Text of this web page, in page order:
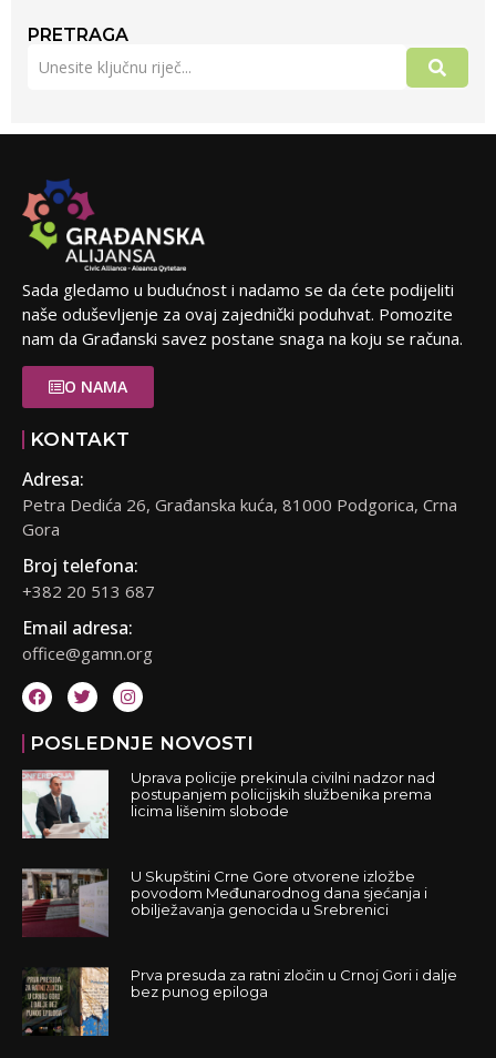
PRETRAGA
Sada gledamo u budućnost i nadamo se da ćete podijeliti
naše oduševljenje za ovaj zajednički poduhvat. Pomozite
nam da Građanski savez postane snaga na koju se računa.
O NAMA
KONTAKT
Adresa:
Petra Dedića 26, Građanska kuća, 81000 Podgorica, Crna
Gora
Broj telefona:
+382 20 513 687
Email adresa:
office@gamn.org
POSLEDNJE NOVOSTI
Uprava policije prekinula civilni nadzor nad
postupanjem policijskih službenika prema
licima lišenim slobode
U Skupštini Crne Gore otvorene izložbe
povodom Međunarodnog dana sjećanja i
obilježavanja genocida u Srebrenici
Prva presuda za ratni zločin u Crnoj Gori i dalje
bez punog epiloga